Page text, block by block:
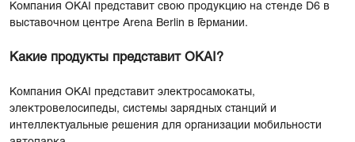
Компания OKAI представит свою продукцию на стенде D6 в
выставочном центре Arena Berlin в Германии.
Какие продукты представит OKAI?
Компания OKAI представит электросамокаты,
электровелосипеды, системы зарядных станций и
интеллектуальные решения для организации мобильности